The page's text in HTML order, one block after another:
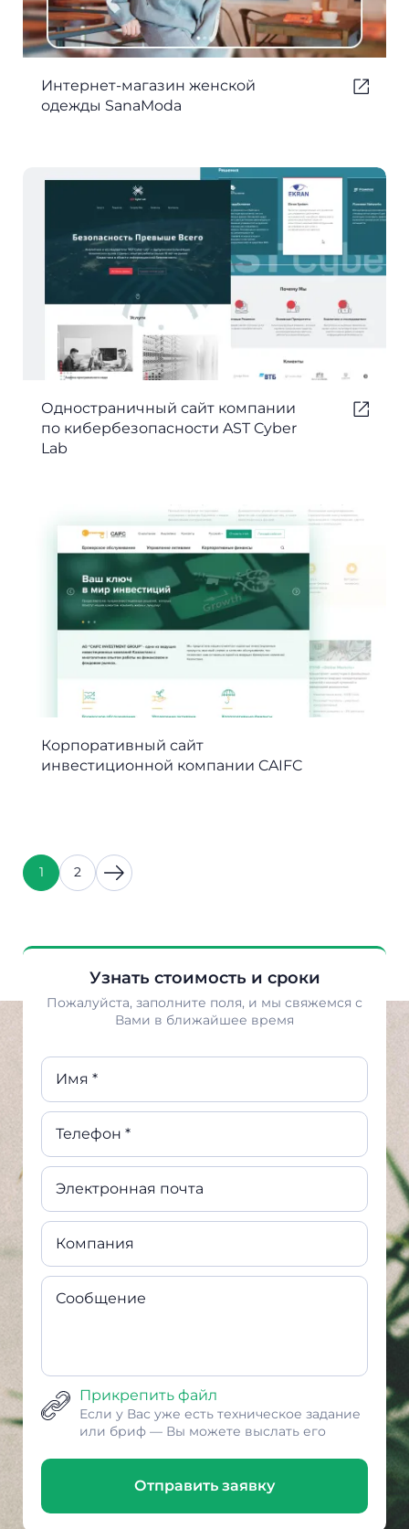
Интернет-магазин женской
одежды SanaModa
Одностраничный сайт компании
по кибербезопасности AST Cyber
Lab
Корпоративный сайт
инвестиционной компании CAIFC
1 2
Узнать стоимость и сроки
Пожалуйста, заполните поля, и мы свяжемся с
Вами в ближайшее время
Имя *
Телефон *
Электронная почта
Компания
Сообщение
Прикрепить файл
Если у Вас уже есть техническое задание
или бриф — Вы можете выслать его
Отправить заявку